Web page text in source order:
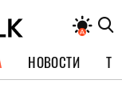
НОВОСТИ